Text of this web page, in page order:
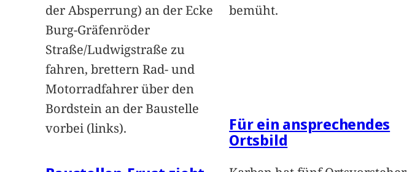
der Absperrung) an der Ecke
Burg-Gräfenröder
Straße/Ludwigstraße zu
fahren, brettern Rad- und
Motorradfahrer über den
Bordstein an der Baustelle
vorbei (links).
bemüht.
Für ein ansprechendes
Ortsbild